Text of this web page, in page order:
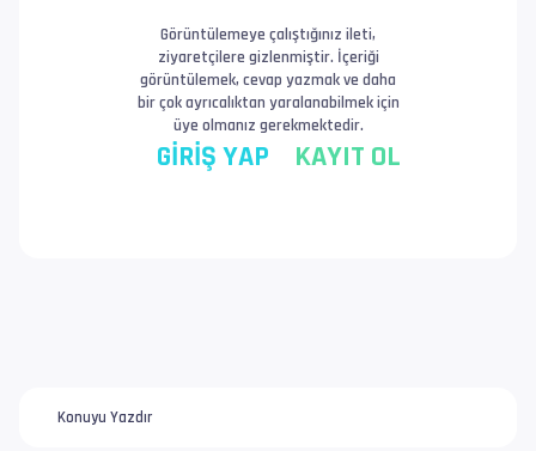
Görüntülemeye çalıştığınız ileti,
ziyaretçilere gizlenmiştir. İçeriği
görüntülemek, cevap yazmak ve daha
bir çok ayrıcalıktan yaralanabilmek için
üye olmanız gerekmektedir.
GİRİŞ YAP KAYIT OL
Konuyu Yazdır